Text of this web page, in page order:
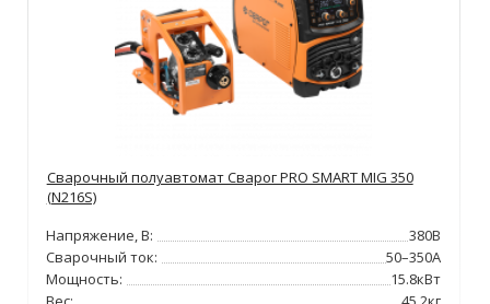
Сварочный полуавтомат Сварог PRO SMART MIG 350
(N216S)
Напряжение, В:
380В
Сварочный ток:
50–350А
Мощность:
15.8кВт